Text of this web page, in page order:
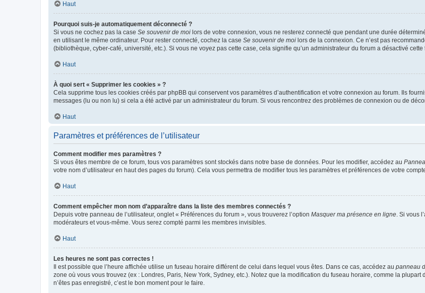
Haut
Pourquoi suis-je automatiquement déconnecté ?
Si vous ne cochez pas la case Se souvenir de moi lors de votre connexion, vous ne resterez connecté que pendant une durée
en utilisant le même ordinateur. Pour rester connecté, cochez la case Se souvenir de moi lors de la connexion. Ce n’est pas
(bibliothèque, cyber-café, université, etc.). Si vous ne voyez pas cette case, cela signifie qu’un administrateur du forum a désactivé
Haut
À quoi sert « Supprimer les cookies » ?
Cela supprime tous les cookies créés par phpBB qui conservent vos paramètres d’authentification et votre connexion au forum. Ils
messages (lu ou non lu) si cela a été activé par un administrateur du forum. Si vous rencontrez des problèmes de connexion ou de
Haut
Paramètres et préférences de l’utilisateur
Comment modifier mes paramètres ?
Si vous êtes membre de ce forum, tous vos paramètres sont stockés dans notre base de données. Pour les modifier, accédez au
votre nom d’utilisateur en haut des pages du forum). Cela vous permettra de modifier tous les paramètres et préférences de votre
Haut
Comment empêcher mon nom d’apparaître dans la liste des membres connectés ?
Depuis votre panneau de l’utilisateur, onglet « Préférences du forum », vous trouverez l’option Masquer ma présence en ligne. Si vous
modérateurs et vous-même. Vous serez compté parmi les membres invisibles.
Haut
Les heures ne sont pas correctes !
Il est possible que l’heure affichée utilise un fuseau horaire différent de celui dans lequel vous êtes. Dans ce cas, accédez au panneau
zone où vous vous trouvez (ex : Londres, Paris, New York, Sydney, etc.). Notez que la modification du fuseau horaire, comme la
n’êtes pas enregistré, c’est le bon moment pour le faire.